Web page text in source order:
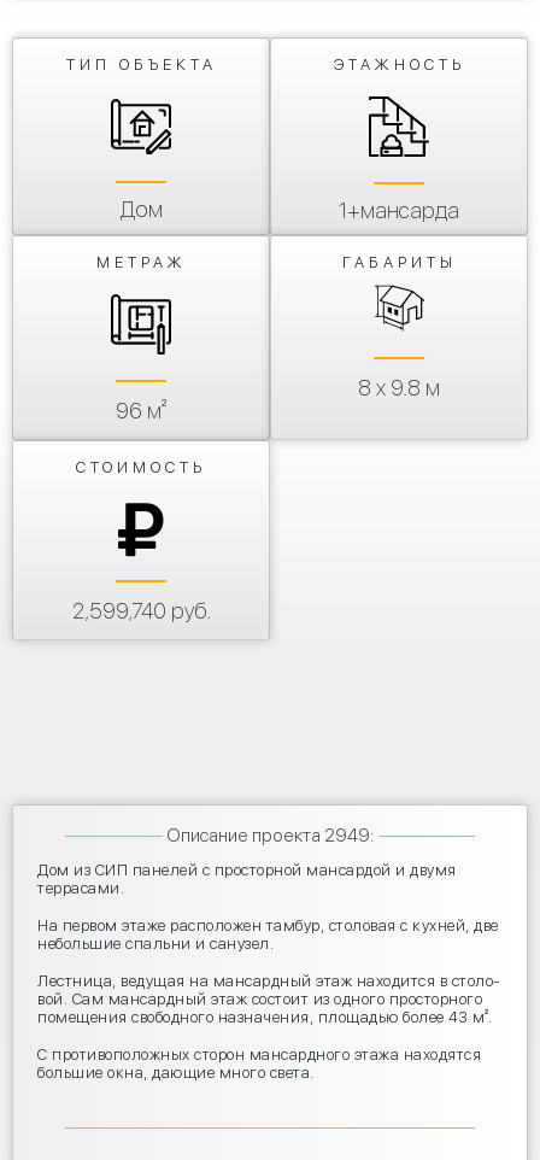
ТИП ОБЪЕКТА
Дом
ЭТАЖНОСТЬ
1+мансарда
МЕТРАЖ
96 м²
ГАБАРИТЫ
8 х 9.8 м
СТОИМОСТЬ
2,599,740 руб.
Описание проекта 2949:
Дом из СИП пане­лей с про­стор­ной ман­сар­дой и дву­мя
террасами.
На пер­вом эта­же рас­по­ло­жен там­бур, сто­ло­вая с кух­ней, две
неболь­шие спаль­ни и санузел.
Лест­ни­ца, веду­щая на ман­сард­ный этаж нахо­дит­ся в сто­ло­
вой. Сам ман­сард­ный этаж состо­ит из одно­го про­стор­но­го
поме­ще­ния сво­бод­но­го назна­че­ния, пло­ща­дью более 43 м².
С про­ти­во­по­лож­ных сто­рон ман­сард­но­го эта­жа нахо­дят­ся
боль­шие окна, даю­щие мно­го света.